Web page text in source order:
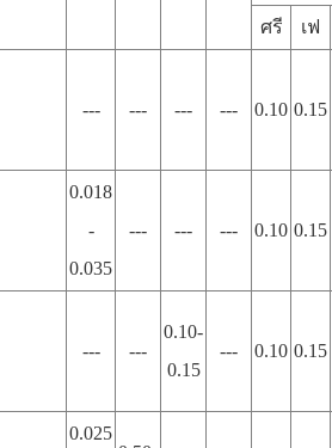
ศรี เฟ
--- --- --- --- 0.10 0.15
0.018
-
0.035
--- --- --- 0.10 0.15
--- ---
0.10-
0.15
--- 0.10 0.15
0.025